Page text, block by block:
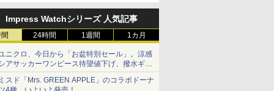
Impress Watchシリーズ 人気記事
24時間 1週間 1カ月
ニクロ、今日から「お盆特別セール」。涼感
アサッカーワンピース待望値下げ、撥水ギア
ョーツは1990円に
スド「Mrs. GREEN APPLE」のコラボドーナ